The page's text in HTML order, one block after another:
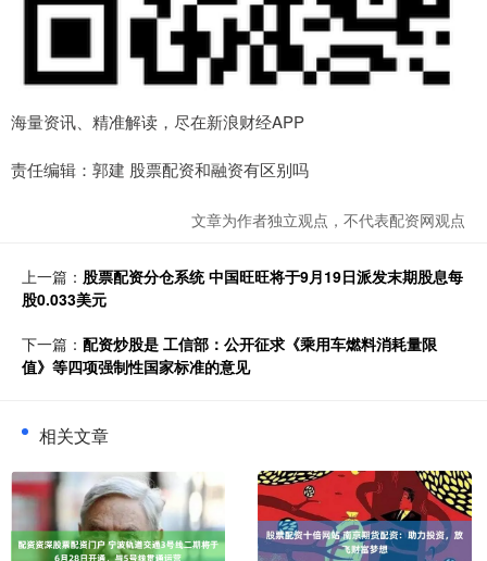
海量资讯、精准解读，尽在新浪财经APP
责任编辑：郭建 股票配资和融资有区别吗
文章为作者独立观点，不代表配资网观点
上一篇： 股票配资分仓系统 中国旺旺将于9月19日派发末期股息每
股0.033美元
下一篇： 配资炒股是 工信部：公开征求《乘用车燃料消耗量限
值》等四项强制性国家标准的意见
相关文章